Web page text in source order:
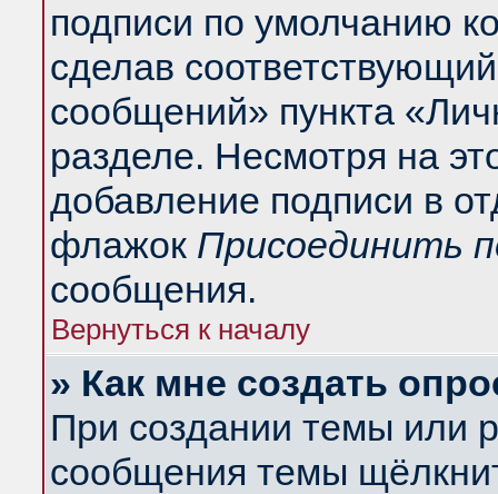
подписи по умолчанию
сделав
сообщений» пункта
разделе. Несмотря на
добавление подписи в
флажок Присоединить
сообщения.
Вернуться к началу
» Как мне создать
При создании темы или
сообщения темы